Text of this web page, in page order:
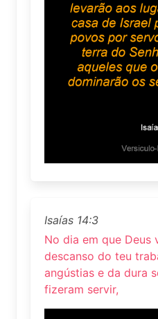
Isaías 14:3
No dia em que Deus
descanso do teu
angústias e da dura
fizeram servir,